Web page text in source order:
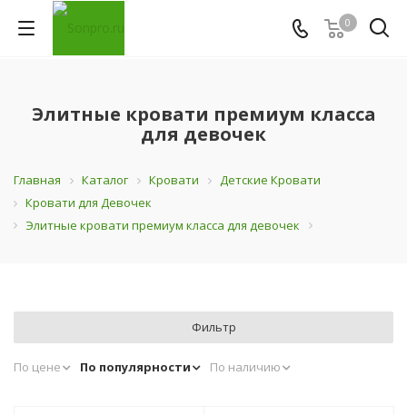
0
Элитные кровати премиум класса
для девочек
Главная Каталог Кровати
Детские Кровати
Кровати для Девочек
Элитные кровати премиум класса для девочек
Фильтр
По цене По популярности По наличию